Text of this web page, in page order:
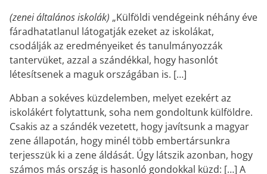
(zenei általános iskolák) „Külföldi vendégeink néhány éve
fáradhatatlanul látogatják ezeket az iskolákat,
csodálják az eredményeiket és tanulmányozzák
tantervüket, azzal a szándékkal, hogy hasonlót
létesítsenek a maguk országában is. […]
Abban a sokéves küzdelemben, melyet ezekért az
iskolákért folytattunk, soha nem gondoltunk külföldre.
Csakis az a szándék vezetett, hogy javítsunk a magyar
zene állapotán, hogy minél több embertársunkra
terjesszük ki a zene áldását. Úgy látszik azonban, hogy
számos más ország is hasonló gondokkal küzd: […] A